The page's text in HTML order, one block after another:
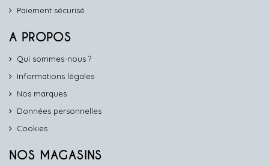
Paiement sécurisé
A PROPOS
Qui sommes-nous ?
Informations légales
Nos marques
Données personnelles
Cookies
NOS MAGASINS